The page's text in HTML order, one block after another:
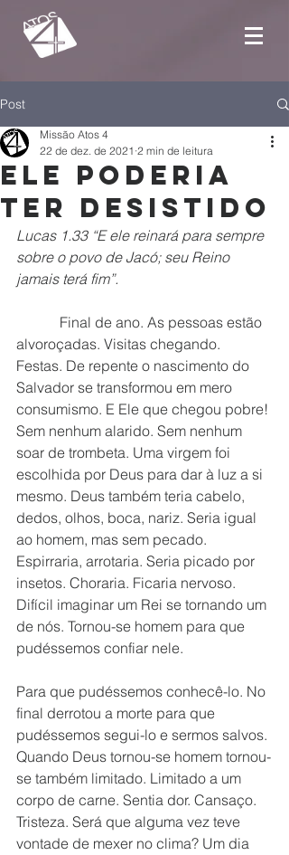
Post
Ele poderia
ter desistido
Missão Atos 4
22 de dez. de 2021 2 min de leitura
Lucas 1.33 “E ele reinará para sempre
sobre o povo de Jacó; seu Reino
jamais terá fim”.
alvoroçadas. Visitas chegando.
Festas. De repente o nascimento do
Salvador se transformou em mero
consumismo. E Ele que chegou pobre!
Sem nenhum alarido. Sem nenhum
soar de trombeta. Uma virgem foi
escolhida por Deus para dar à luz a si
mesmo. Deus também teria cabelo,
dedos, olhos, boca, nariz. Seria igual
ao homem, mas sem pecado.
Espirraria, arrotaria. Seria picado por
insetos. Choraria. Ficaria nervoso.
Difícil imaginar um Rei se tornando um
de nós. Tornou-se homem para que
pudéssemos confiar nele.
Para que pudéssemos conhecê-lo. No
final derrotou a morte para que
pudéssemos segui-lo e sermos salvos.
Quando Deus tornou-se homem tornou-
se também limitado. Limitado a um
corpo de carne. Sentia dor. Cansaço.
Tristeza. Será que alguma vez teve
vontade de mexer no clima? Um dia